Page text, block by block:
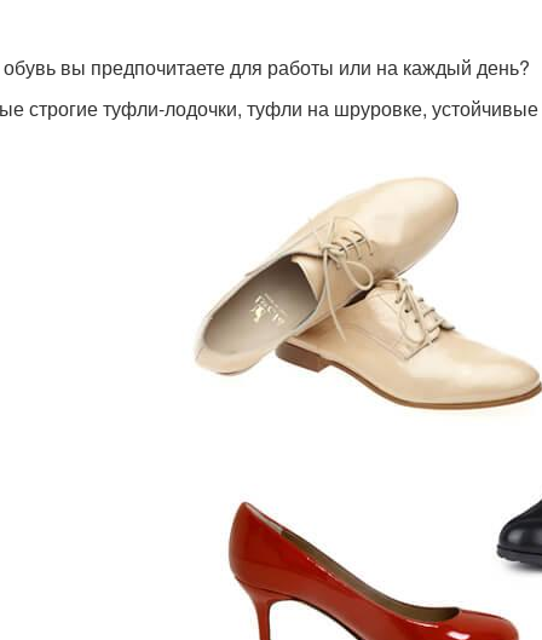
вы предпочитаете для работы или на каждый день?
строгие туфли-лодочки, туфли на шруровке,